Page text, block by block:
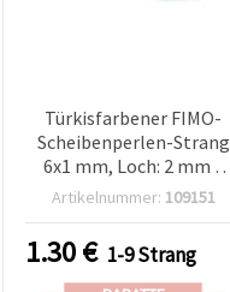
Türkisfarbener FIMO-
Scheibenperlen-Strang
6x1 mm, Loch: 2 mm –
ideal für
Accessoires & DIY-
Basteln, ca. 320 Stk.
Artikelnummer: 109151
1.30€ 1-9 Strang